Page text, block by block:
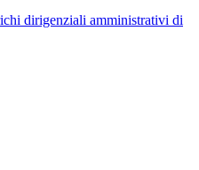
dirigenziali amministrativi di